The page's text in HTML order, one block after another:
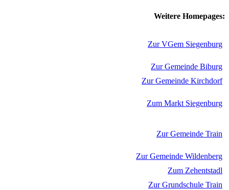
Weitere Homepages:
Zur VGem Siegenburg
Zur Gemeinde Biburg
Zur Gemeinde Kirchdorf
Zum Markt Siegenburg
Zur Gemeinde Train
Zur Gemeinde Wildenberg
Zum Zehentstadl
Zur Grundschule Train